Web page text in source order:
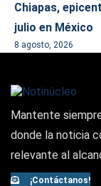
Chiapas,
julio en México
8 agosto, 2026
Mantente
donde la noticia
relevante al
¡Contáctanos!